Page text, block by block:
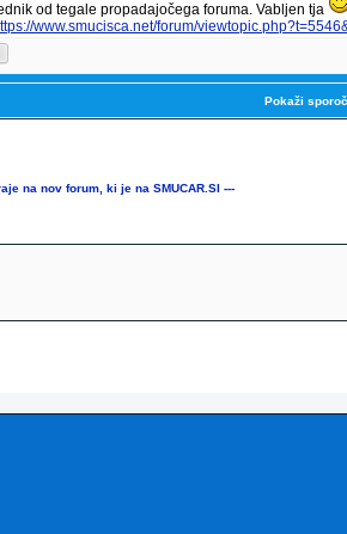
od tegale propadajočega foruma. Vabljen tja
www.smucisca.net/forum/
Pokaži
na nov forum, ki je na SMUCAR.SI ---